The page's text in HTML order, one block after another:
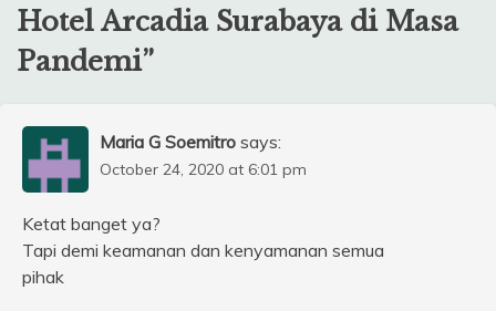
Hotel Arcadia Surabaya di Masa
Pandemi”
Maria G Soemitro says:
October 24, 2020 at 6:01 pm
Ketat banget ya?
Tapi demi keamanan dan kenyamanan semua
pihak